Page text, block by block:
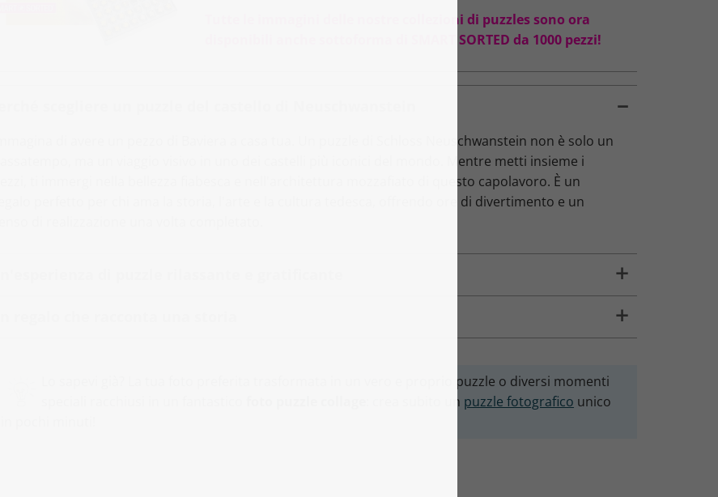
Tutte le immagini delle nostre collezioni di puzzles sono ora
disponibili anche sottoforma di SMART SORTED da 1000 pezzi!
Immagina di avere un pezzo di Baviera a casa tua. Un puzzle di Schloss Neuschwanstein non è solo un
passatempo, ma un viaggio visivo in uno dei castelli più iconici del mondo. Mentre metti insieme i
pezzi, ti immergi nella bellezza fiabesca e nell'architettura mozzafiato di questo capolavoro. È un
regalo perfetto per chi ama la storia, l'arte e la cultura tedesca, offrendo ore di divertimento e un
Lo sapevi già? La tua foto preferita trasformata in un vero e proprio puzzle o diversi momenti
: crea subito un puzzle fotografico unico